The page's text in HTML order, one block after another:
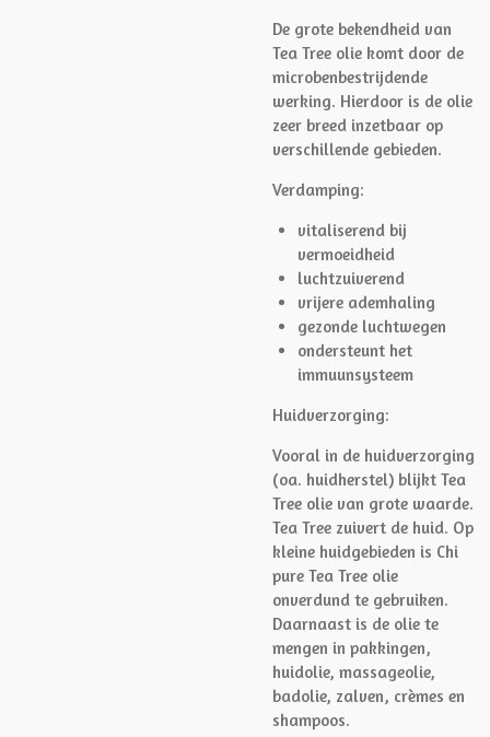
De grote bekendheid van
Tea Tree olie komt door de
microbenbestrijdende
werking. Hierdoor is de olie
zeer breed inzetbaar op
verschillende gebieden.
Verdamping:
vitaliserend bij
vermoeidheid
luchtzuiverend
vrijere ademhaling
gezonde luchtwegen
ondersteunt het
immuunsysteem
Huidverzorging:
Vooral in de huidverzorging
(oa. huidherstel) blijkt Tea
Tree olie van grote waarde.
Tea Tree zuivert de huid. Op
kleine huidgebieden is Chi
pure Tea Tree olie
onverdund te gebruiken.
Daarnaast is de olie te
mengen in pakkingen,
huidolie, massageolie,
badolie, zalven, crèmes en
shampoos.